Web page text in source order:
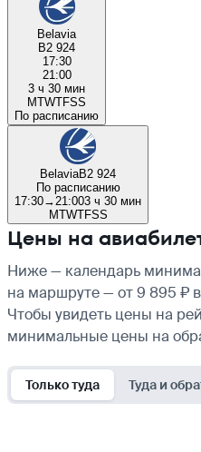
Belavia
B2 924
17:30
21:00
3 ч 30 мин
MTWTFSS
По расписанию
BelaviaB2 924
По расписанию
17:30→ 21:003 ч 30 мин
MTWTFSS
Цены на
Ниже — календарь
на маршруте — от 9 895 ₽
Чтобы увидеть цены на
минимальные цены на
Только туда Туда и